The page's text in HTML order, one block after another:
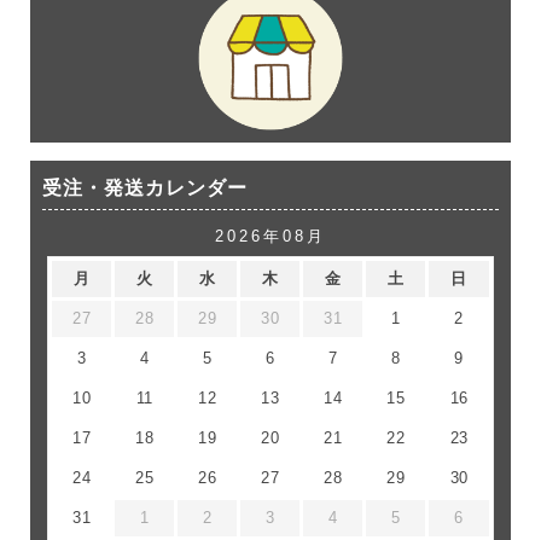
受注・発送カレンダー
2026年08月
月 火 水 木 金 土 日
27 28 29 30 31 1 2
3 4 5 6 7 8 9
10 11 12 13 14 15 16
17 18 19 20 21 22 23
24 25 26 27 28 29 30
31 1 2 3 4 5 6